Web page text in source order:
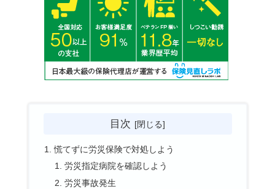
目次
慌てずに労災保険で対処しよう
労災指定病院を確認しよう
労災事故発生